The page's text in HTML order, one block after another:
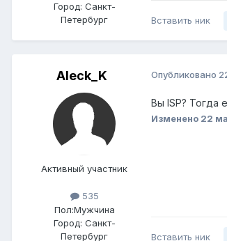
Город: Санкт-
Петербург
Вставить ник
Aleck_K
Активный участник
535
Пол:Мужчина
Город: Санкт-
Петербург
Опубликовано
Вы ISP? Тогда
Изменено 22
Вставить ник